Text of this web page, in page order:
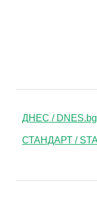
ДНЕС / DNES.bg
СТАНДАРТ /